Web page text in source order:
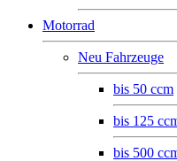
Motorrad
Neu Fahrzeuge
bis 50 ccm
bis 125
bis 500